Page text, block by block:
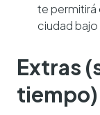
te permitirá
ciudad bajo
Extras